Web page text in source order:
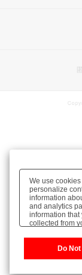
We use
personalize
information
and analytics
information that
collected from
Please click
customize
Do